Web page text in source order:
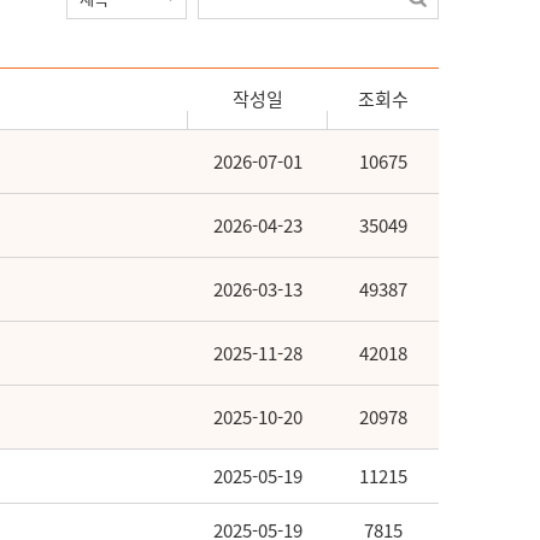
작성일 조회수
2026-07-01 10675
2026-04-23 35049
2026-03-13 49387
2025-11-28 42018
2025-10-20 20978
2025-05-19 11215
2025-05-19 7815